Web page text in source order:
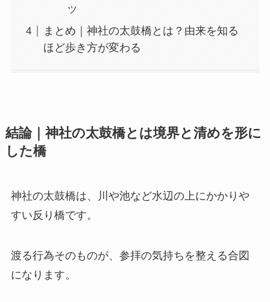
ツ
まとめ｜神社の太鼓橋とは？由来を知る
ほど歩き方が変わる
結論｜神社の太鼓橋とは境界と清めを形に
した橋
神社の太鼓橋は、川や池など水辺の上にかかりや
すい反り橋です。
渡る行為そのものが、参拝の気持ちを整える合図
になります。